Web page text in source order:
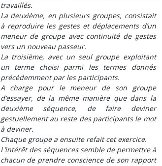
travaillés.
La deuxième, en plusieurs groupes, consistait
à reproduire les gestes et déplacements d’un
meneur de groupe avec continuité de gestes
vers un nouveau passeur.
La troisième, avec un seul groupe exploitant
un terme choisi parmi les termes donnés
précédemment par les participants.
A charge pour le meneur de son groupe
d’essayer, de la même manière que dans la
deuxième séquence, de faire deviner
gestuellement au reste des participants le mot
à deviner.
Chaque groupe a ensuite refait cet exercice.
L’intérêt des séquences semble de permettre à
chacun de prendre conscience de son rapport